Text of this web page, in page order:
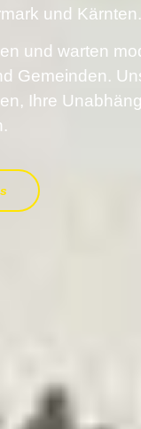
und Kärnten.
und warten
Gemeinden.
Ihre